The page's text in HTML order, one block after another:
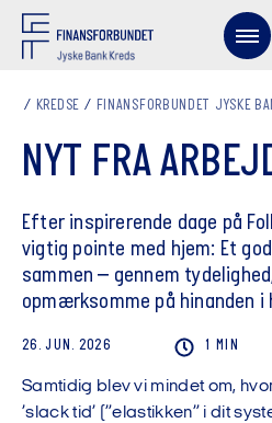
KREDSE FINANSFORBUNDET JYSKE
NYT FRA
Efter inspirerende dage på
vigtig pointe med hjem: Et
sammen – gennem
opmærksomme på hinanden i
26. JUN. 2026 1 MIN
Samtidig blev vi mindet om,
’slack tid’ (”elastikken” i dit